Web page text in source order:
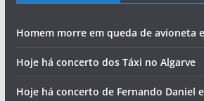
Homem morre em queda de avioneta
Hoje há concerto dos Táxi no Algarve
Hoje há concerto de Fernando Daniel